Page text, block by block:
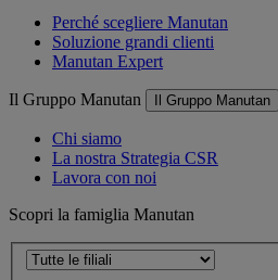
Perché scegliere Manutan
Soluzione grandi clienti
Manutan Expert
Il Gruppo Manutan Il Gruppo Manutan
Chi siamo
La nostra Strategia CSR
Lavora con noi
Scopri la famiglia Manutan